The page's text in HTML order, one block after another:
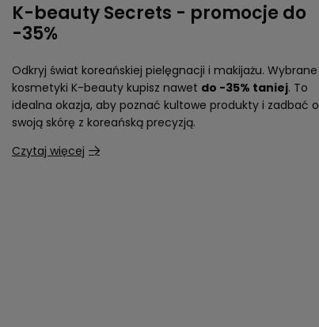
K-beauty Secrets - promocje do
-35%
Odkryj świat koreańskiej pielęgnacji i makijażu. Wybrane
kosmetyki K-beauty kupisz nawet do -35% taniej. To
idealna okazja, aby poznać kultowe produkty i zadbać o
swoją skórę z koreańską precyzją.
Czytaj więcej